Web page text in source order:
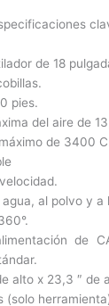
de 18
pies.
del aire de
de 3400
al polvo y a
de
alto x 23,3 ″ de
(solo